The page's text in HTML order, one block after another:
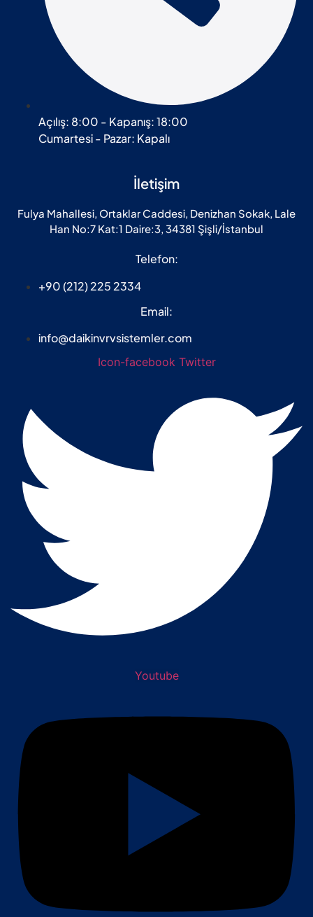
Açılış: 8:00 - Kapanış: 18:00
Cumartesi - Pazar: Kapalı
İletişim
Fulya Mahallesi, Ortaklar Caddesi, Denizhan Sokak, Lale
Han No:7 Kat:1 Daire:3, 34381 Şişli/İstanbul
Telefon:
+90 (212) 225 2334
Email:
info@daikinvrvsistemler.com
Icon-facebook Twitter
Youtube